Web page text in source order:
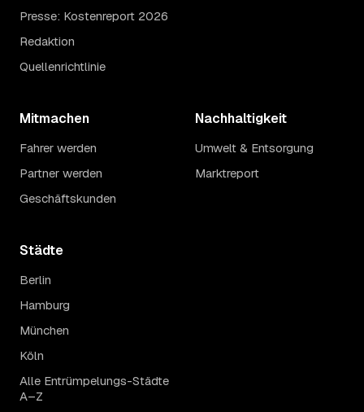
Presse: Kostenreport 2026
Redaktion
Quellenrichtlinie
Mitmachen
Fahrer werden
Partner werden
Geschäftskunden
Nachhaltigkeit
Umwelt & Entsorgung
Marktreport
Städte
Berlin
Hamburg
München
Köln
Alle Entrümpelungs-Städte
A–Z